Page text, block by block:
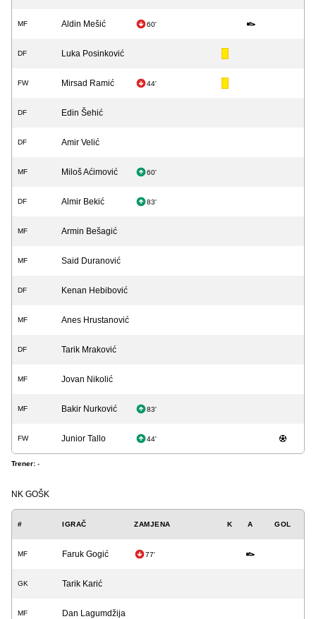
MF Aldin Mešić 60'
DF Luka Posinković
FW Mirsad Ramić 44'
DF Edin Šehić
DF Amir Velić
MF Miloš Aćimović 60'
DF Almir Bekić 83'
MF Armin Bešagić
MF Said Duranović
DF Kenan Hebibović
MF Anes Hrustanović
DF Tarik Mraković
MF Jovan Nikolić
MF Bakir Nurković 83'
FW Junior Tallo 44'
Trener: -
NK GOŠK
# IGRAČ ZAMJENA K A GOL
MF Faruk Gogić 77'
GK Tarik Karić
MF Dan Lagumdžija